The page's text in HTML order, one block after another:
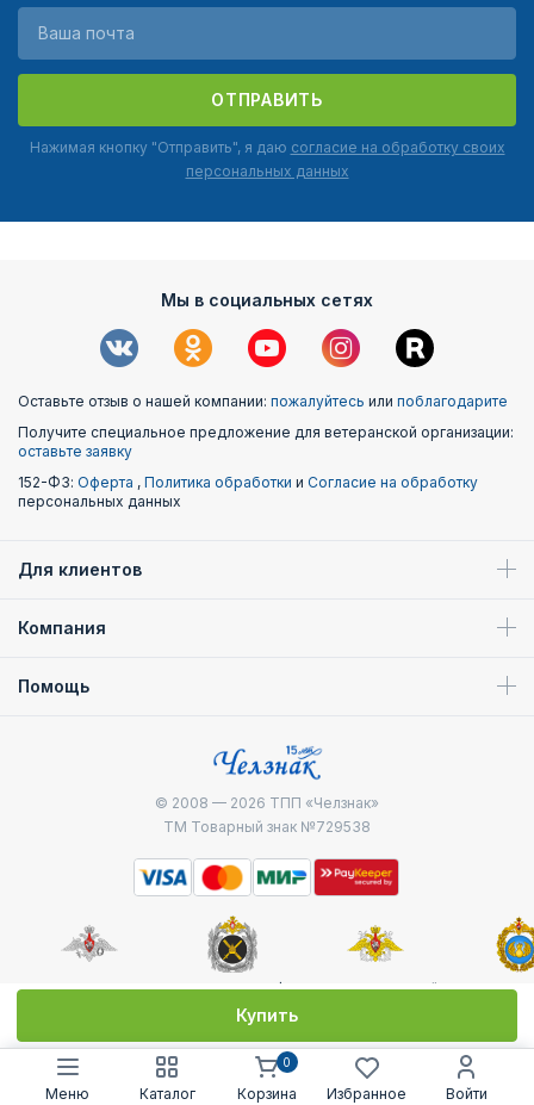
Купить
ОТПРАВИТЬ
Нажимая кнопку "Отправить", я даю согласие на обработку своих
персональных данных
Мы в социальных сетях
Оставьте отзыв о нашей компании: пожалуйтесь или поблагодарите
Получите специальное предложение для ветеранской организации:
оставьте заявку
152-ФЗ: Оферта , Политика обработки и Согласие на обработку
персональных данных
Для клиентов
Компания
Помощь
© 2008 — 2026 ТПП «Челзнак»
ТМ Товарный знак №729538
Министерство
Генштаб ВС РФ
Военно-морской
Меню Каталог Корзина
0
Избранное Войти